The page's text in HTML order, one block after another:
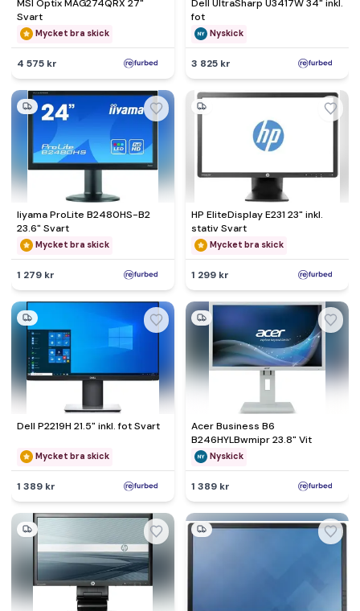
MSI Optix MAG274QRX 27"
Svart
Mycket bra skick
4 575 kr
Dell UltraSharp U3417W 34" inkl.
fot
Nyskick
3 825 kr
Iiyama ProLite B2480HS-B2
23.6" Svart
Mycket bra skick
1 279 kr
HP EliteDisplay E231 23" inkl.
stativ Svart
Mycket bra skick
1 299 kr
Dell P2219H 21.5" inkl. fot Svart
Mycket bra skick
1 389 kr
Acer Business B6
B246HYLBwmipr 23.8" Vit
Nyskick
1 389 kr